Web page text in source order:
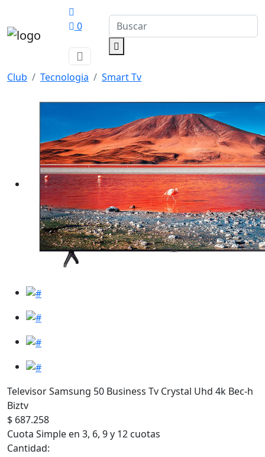
0
Club Tecnologia Smart Tv
Televisor Samsung 50 Business Tv Crystal Uhd 4k Bec-h
Biztv
$ 687.258
Cuota Simple en 3, 6, 9 y 12 cuotas
Cantidad: